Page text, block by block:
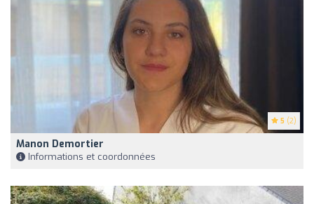
5 (2)
Manon Demortier
Informations et coordonnées